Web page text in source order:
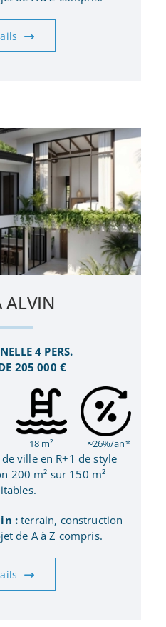
ALVIN
4 PERS.
205 000 €
18 m² ≈26%/an*
ville en R+1 de style
200 m² sur 150 m²
: terrain, construction
de A à Z compris.